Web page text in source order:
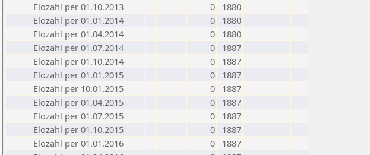
Elozahl per 01.10.2013
0
1880
Elozahl per 01.01.2014
0
1880
Elozahl per 01.04.2014
0
1880
Elozahl per 01.07.2014
0
1887
Elozahl per 01.10.2014
0
1887
Elozahl per 01.01.2015
0
1887
Elozahl per 10.01.2015
0
1887
Elozahl per 01.04.2015
0
1887
Elozahl per 01.07.2015
0
1887
Elozahl per 01.10.2015
0
1887
Elozahl per 01.01.2016
0
1887